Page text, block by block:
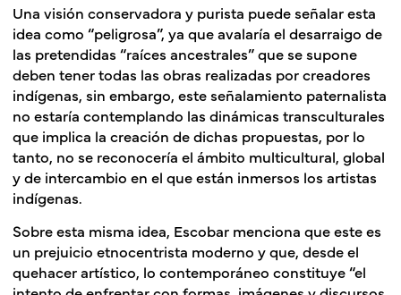
Una visión conservadora y purista puede señalar esta
idea como “peligrosa”, ya que avalaría el desarraigo de
las pretendidas “raíces ancestrales” que se supone
deben tener todas las obras realizadas por creadores
indígenas, sin embargo, este señalamiento paternalista
no estaría contemplando las dinámicas transculturales
que implica la creación de dichas propuestas, por lo
tanto, no se reconocería el ámbito multicultural, global
y de intercambio en el que están inmersos los artistas
indígenas.
Sobre esta misma idea, Escobar menciona que este es
un prejuicio etnocentrista moderno y que, desde el
quehacer artístico, lo contemporáneo constituye “el